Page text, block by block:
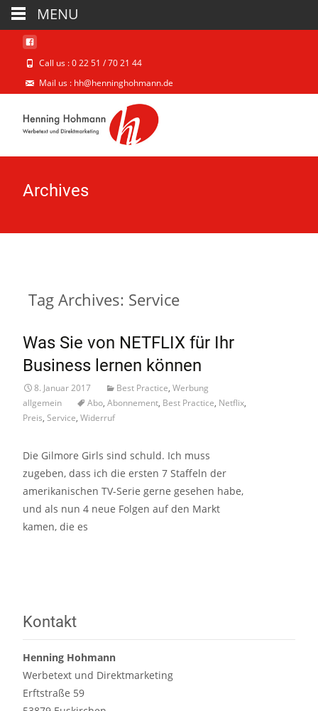
Call us : 0 22 51 / 70 21 44
Mail us : hh@henninghohmann.de
Archives
Tag Archives: Service
Was Sie von NETFLIX für Ihr
Business lernen können
8. Januar 2017 Best Practice, Werbung
allgemein
Abo, Abonnement, Best Practice, Netflix,
Preis, Service, Widerruf
Die Gilmore Girls sind schuld. Ich muss
zugeben, dass ich die ersten 7 Staffeln der
amerikanischen TV-Serie gerne gesehen habe,
und als nun 4 neue Folgen auf den Markt
kamen, die es
Kontakt
Henning Hohmann
Werbetext und Direktmarketing
Erftstraße 59
MENU